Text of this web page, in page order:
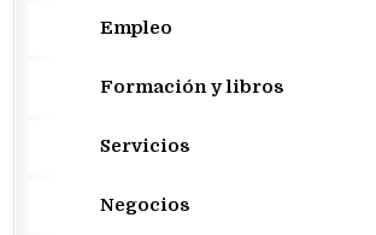
Empleo
Formación y libros
Servicios
Negocios